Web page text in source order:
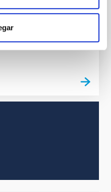
material hacia el
a altas velocidades